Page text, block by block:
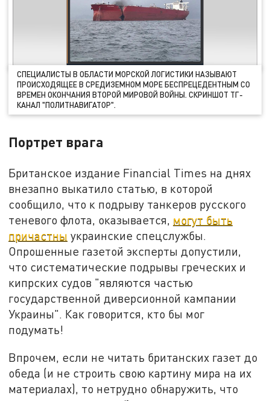
СПЕЦИАЛИСТЫ В ОБЛАСТИ МОРСКОЙ ЛОГИСТИКИ НАЗЫВАЮТ
ПРОИСХОДЯЩЕЕ В СРЕДИЗЕМНОМ МОРЕ БЕСПРЕЦЕДЕНТНЫМ СО
ВРЕМЕН ОКОНЧАНИЯ ВТОРОЙ МИРОВОЙ ВОЙНЫ. СКРИНШОТ ТГ-
КАНАЛ "ПОЛИТНАВИГАТОР".
Портрет врага
Британское издание Financial Times на днях
внезапно выкатило статью, в которой
сообщило, что к подрыву танкеров русского
теневого флота, оказывается, могут быть
причастны украинские спецслужбы.
Опрошенные газетой эксперты допустили,
что систематические подрывы греческих и
кипрских судов "являются частью
государственной диверсионной кампании
Украины". Как говорится, кто бы мог
подумать!
Впрочем, если не читать британских газет до
обеда (и не строить свою картину мира на их
материалах), то нетрудно обнаружить, что